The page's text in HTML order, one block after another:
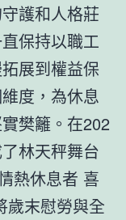
護和人格莊
保持以職工
展到權益保
度，為休息
樊籬。在202
林天秤舞台
熱休息者 喜
歲末慰勞與全